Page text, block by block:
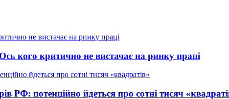
кого критично не вистачає на ринку праці
РФ: потенційно йдеться про сотні тисяч